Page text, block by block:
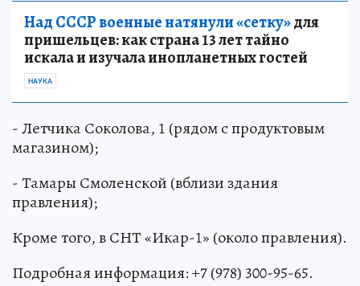
Над СССР военные натянули «сетку»для
пришельцев: как страна 13 лет тайно
искала и изучала инопланетных гостей
НАУКА
- Летчика Соколова, 1 (рядом с продуктовым
магазином);
- Тамары Смоленской (вблизи здания
правления);
Кроме того, в СНТ «Икар-1» (около правления).
Подробная информация: +7 (978) 300-95-65.